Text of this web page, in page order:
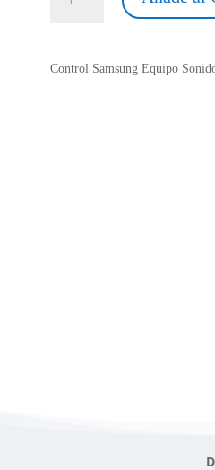
Samsung
cantidad
Control Samsung Equipo